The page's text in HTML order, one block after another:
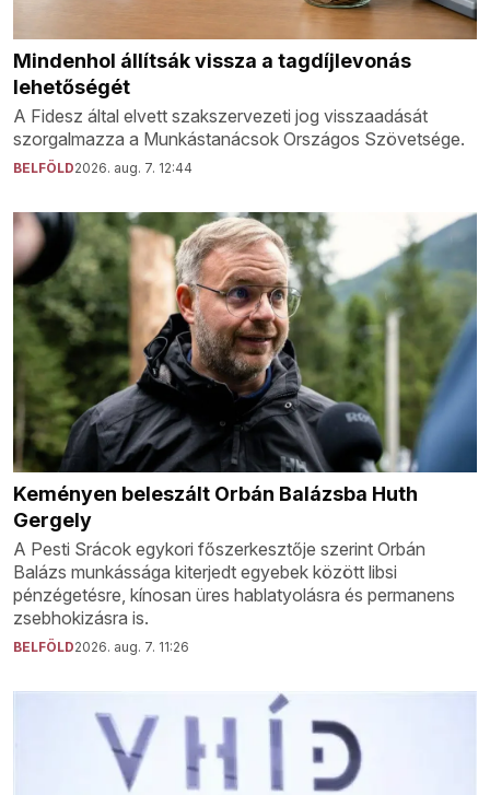
Mindenhol állítsák vissza a tagdíjlevonás
lehetőségét
A Fidesz által elvett szakszervezeti jog visszaadását
szorgalmazza a Munkástanácsok Országos Szövetsége.
BELFÖLD2026. aug. 7. 12:44
Keményen beleszált Orbán Balázsba Huth
Gergely
A Pesti Srácok egykori főszerkesztője szerint Orbán
Balázs munkássága kiterjedt egyebek között libsi
pénzégetésre, kínosan üres hablatyolásra és permanens
zsebhokizásra is.
BELFÖLD2026. aug. 7. 11:26